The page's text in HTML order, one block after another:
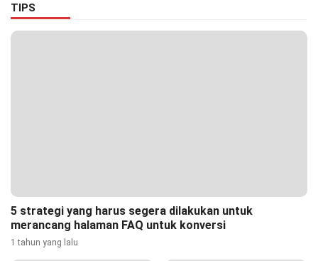
TIPS
5 strategi yang harus segera dilakukan untuk
merancang halaman FAQ untuk konversi
1 tahun yang lalu